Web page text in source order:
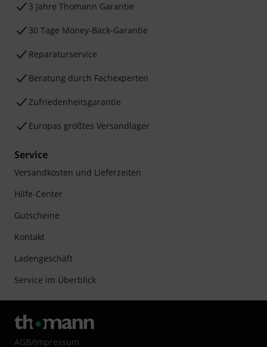
3 Jahre Thomann Garantie
30 Tage Money-Back-Garantie
Reparaturservice
Beratung durch Fachexperten
Zufriedenheitsgarantie
Europas größtes Versandlager
Service
Versandkosten und Lieferzeiten
Hilfe-Center
Gutscheine
Kontakt
Ladengeschäft
Service im Überblick
AGB/Impressum